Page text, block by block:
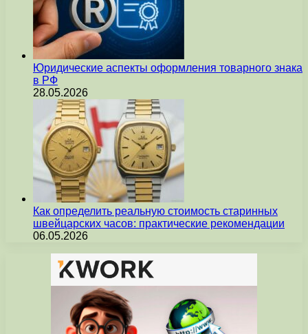
Юридические аспекты оформления товарного знака
в РФ
28.05.2026
Как определить реальную стоимость старинных
швейцарских часов: практические рекомендации
06.05.2026